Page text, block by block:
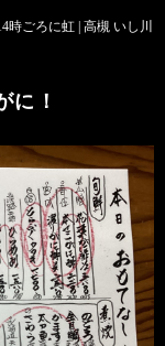
時ごろに虹 | 高槻 いし川
に！